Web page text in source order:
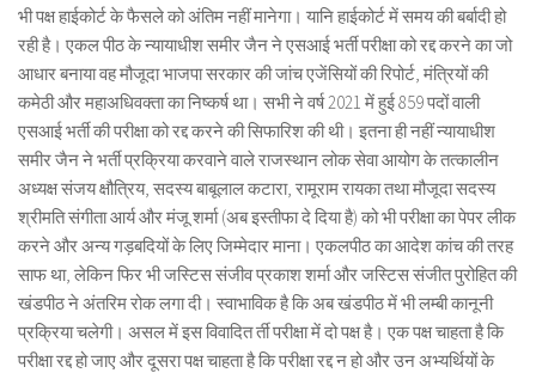
भी पक्ष हाईकोर्ट के फैसले को अंतिम नहीं मानेगा। यानि हाईकोर्ट में समय की बर्बादी हो
रही है। एकल पीठ के न्यायाधीश समीर जैन ने एसआई भर्ती परीक्षा को रद्द करने का जो
आधार बनाया वह मौजूदा भाजपा सरकार की जांच एजेंसियों की रिपोर्ट, मंत्रियों की
कमेठी और महाअधिवक्ता का निष्कर्ष था। सभी ने वर्ष 2021 में हुई 859 पदों वाली
एसआई भर्ती की परीक्षा को रद्द करने की सिफारिश की थी। इतना ही नहीं न्यायाधीश
समीर जैन ने भर्ती प्रक्रिया करवाने वाले राजस्थान लोक सेवा आयोग के तत्कालीन
अध्यक्ष संजय क्षौत्रिय, सदस्य बाबूलाल कटारा, रामूराम रायका तथा मौजूदा सदस्य
श्रीमति संगीता आर्य और मंजू शर्मा (अब इस्तीफा दे दिया है) को भी परीक्षा का पेपर लीक
करने और अन्य गड़बदियों के लिए जिम्मेदार माना। एकलपीठ का आदेश कांच की तरह
साफ था, लेकिन फिर भी जस्टिस संजीव प्रकाश शर्मा और जस्टिस संजीत पुरोहित की
खंडपीठ ने अंतरिम रोक लगा दी। स्वाभाविक है कि अब खंडपीठ में भी लम्बी कानूनी
प्रक्रिया चलेगी। असल में इस विवादित र्ती परीक्षा में दो पक्ष है। एक पक्ष चाहता है कि
परीक्षा रद्द हो जाए और दूसरा पक्ष चाहता है कि परीक्षा रद्द न हो और उन अभ्यर्थियों के